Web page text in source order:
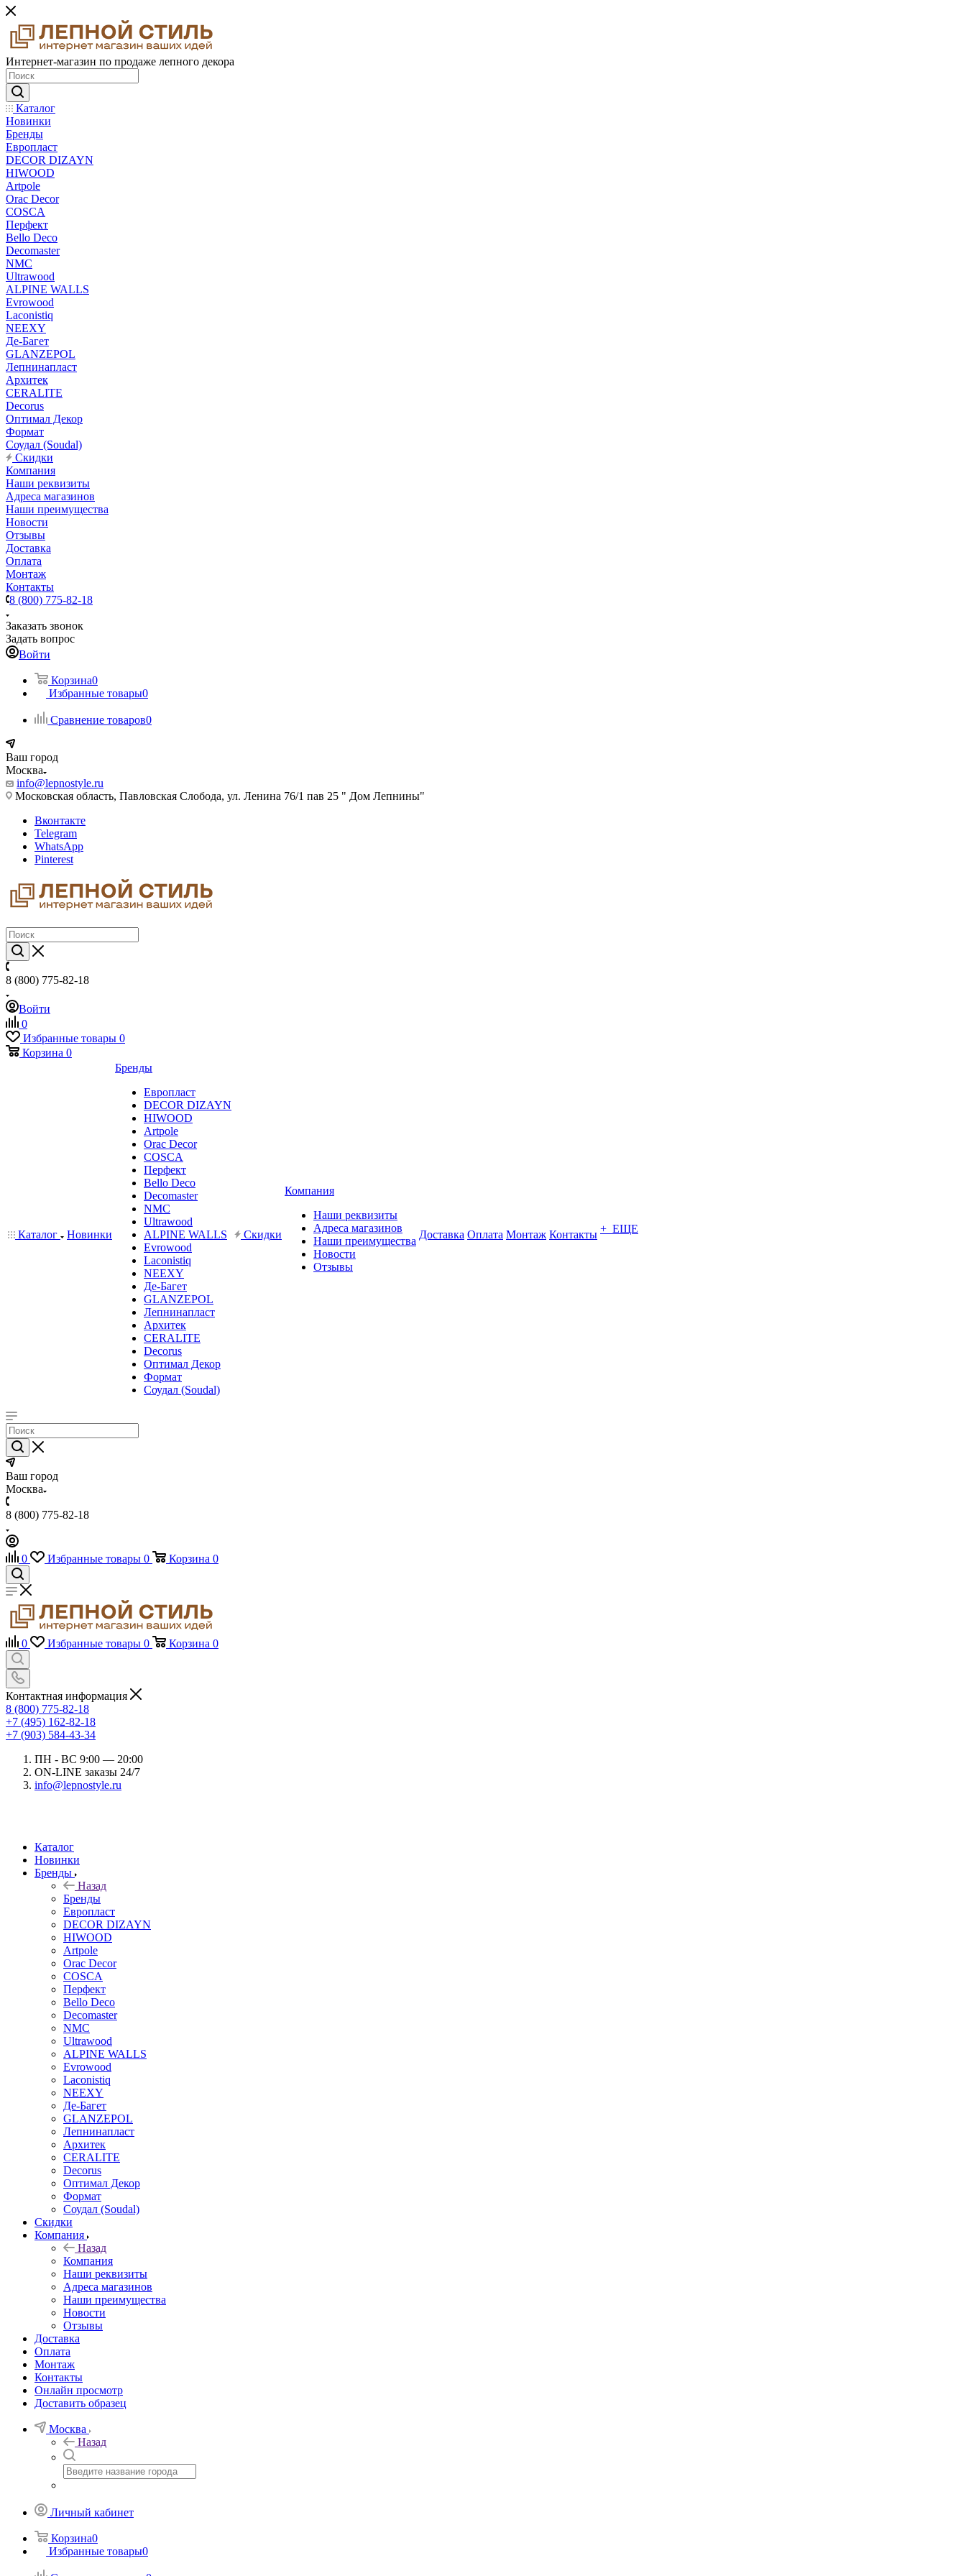
Интернет-магазин по продаже лепного декора
Каталог
Новинки
Бренды
Европласт
DECOR DIZAYN
HIWOOD
Artpole
Orac Decor
COSCA
Перфект
Bello Deco
Decomaster
NMС
Ultrawood
ALPINE WALLS
Evrowood
Laconistiq
NEEXY
Де-Багет
GLANZEPOL
Лепнинапласт
Архитек
CERALITE
Decorus
Оптимал Декор
Формат
Соудал (Soudal)
Скидки
Компания
Наши реквизиты
Адреса магазинов
Наши преимущества
Новости
Отзывы
Доставка
Оплата
Монтаж
Контакты
8 (800) 775-82-18
Заказать звонок
Задать вопрос
Войти
Корзина0
Избранные товары0
Сравнение товаров0
Ваш город
Москва
info@lepnostyle.ru
Московская область, Павловская Слобода, ул. Ленина 76/1 пав 25 " Дом Лепнины"
Вконтакте
Telegram
WhatsApp
Pinterest
8 (800) 775-82-18
Войти
0
Избранные товары 0
Корзина 0
Каталог Новинки
Бренды
Европласт
DECOR DIZAYN
HIWOOD
Artpole
Orac Decor
COSCA
Перфект
Bello Deco
Decomaster
NMС
Ultrawood
ALPINE WALLS
Evrowood
Laconistiq
NEEXY
Де-Багет
GLANZEPOL
Лепнинапласт
Архитек
CERALITE
Decorus
Оптимал Декор
Формат
Соудал (Soudal)
Скидки
Компания
Наши реквизиты
Адреса магазинов
Наши преимущества
Новости
Отзывы
Доставка Оплата Монтаж Контакты + ЕЩЕ
Ваш город
Москва
8 (800) 775-82-18
0 Избранные товары 0 Корзина 0
0 Избранные товары 0 Корзина 0
Контактная информация
8 (800) 775-82-18
+7 (495) 162-82-18
+7 (903) 584-43-34
ПН - ВС 9:00 — 20:00
ON-LINE заказы 24/7
info@lepnostyle.ru
Каталог
Новинки
Бренды
Назад
Бренды
Европласт
DECOR DIZAYN
HIWOOD
Artpole
Orac Decor
COSCA
Перфект
Bello Deco
Decomaster
NMС
Ultrawood
ALPINE WALLS
Evrowood
Laconistiq
NEEXY
Де-Багет
GLANZEPOL
Лепнинапласт
Архитек
CERALITE
Decorus
Оптимал Декор
Формат
Соудал (Soudal)
Скидки
Компания
Назад
Компания
Наши реквизиты
Адреса магазинов
Наши преимущества
Новости
Отзывы
Доставка
Оплата
Монтаж
Контакты
Онлайн просмотр
Доставить образец
Москва
Назад
Личный кабинет
Корзина0
Избранные товары0